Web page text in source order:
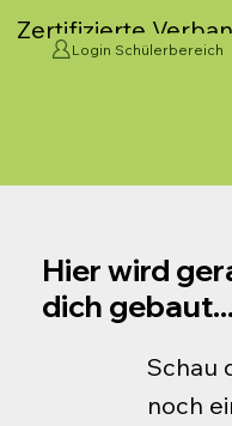
Zertifizierte
Login Schülerbereich
Hier wird
dich gebaut...
Schau
noch